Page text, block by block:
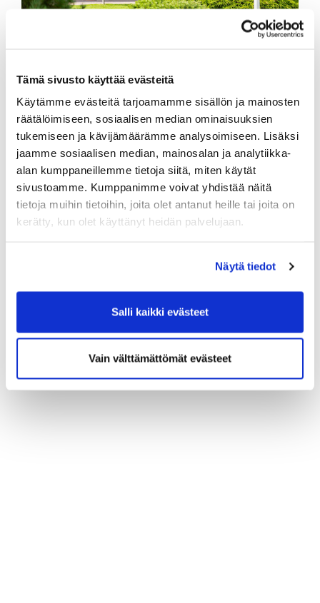
Tämä sivusto käyttää evästeitä
Käytämme evästeitä tarjoamamme sisällön ja mainosten
räätälöimiseen, sosiaalisen median ominaisuuksien
tukemiseen ja kävijämäärämme analysoimiseen. Lisäksi
jaamme sosiaalisen median, mainosalan ja analytiikka-
alan kumppaneillemme tietoja siitä, miten käytät
sivustoamme. Kumppanimme voivat yhdistää näitä
tietoja muihin tietoihin, joita olet antanut heille tai joita on
kerätty, kun olet käyttänyt heidän palvelujaan.
Näytä tiedot
Salli kaikki evästeet
Vain välttämättömät evästeet
Muistathan käydä vahvistamassa peliaikasi
kierrokselle lähtöä.
Vahvistaminen onnistuu WiseGolf -applikaation
kautta tai vaihtoehtoisesti ilmoittamalla
caddiemasterille.
Pelaajan vakuutus on voimassa, kun pelaaja on
vahvistanut pelivarauksensa varausjärjestelmään.